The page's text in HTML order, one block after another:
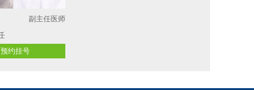
副主任医师
预约挂号